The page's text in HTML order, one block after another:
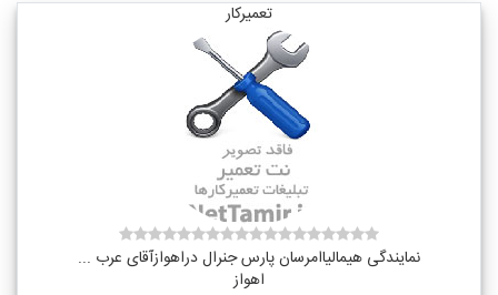
تعمیرکار
نمایندگی هیمالیاامرسان پارس جنرال دراهوازآقای عرب ...
اهواز